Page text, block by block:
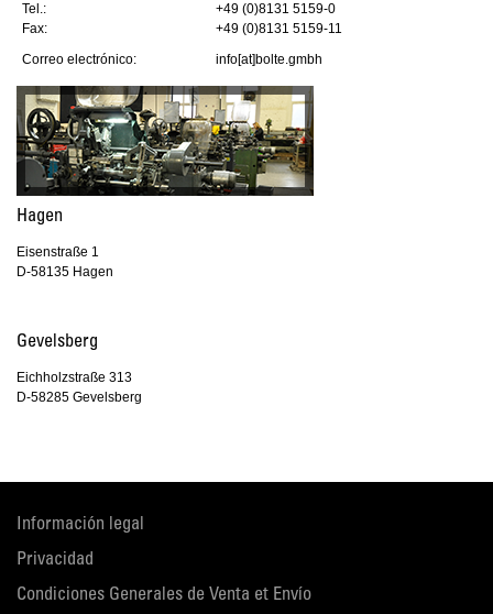
Tel.:
Fax:
+49 (0)8131 5159-0
+49 (0)8131 5159-11
Correo electrónico:
info[at]bolte.gmbh
Hagen
Eisenstraße 1
D-58135 Hagen
Gevelsberg
Eichholzstraße 313
D-58285 Gevelsberg
Información legal
Privacidad
Condiciones Generales de Venta et Envío